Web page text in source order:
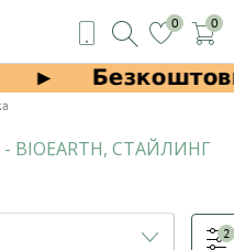
0 0
СТАЙЛИНГ
2